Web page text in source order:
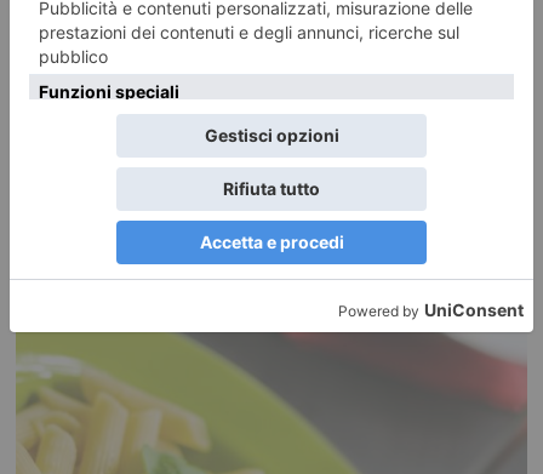
Vacanza… da cosa?
SOCIOGRAFIA LETTERE DAL PRESENTE Ebbi modo, ormai 20 anni fa,
di conoscere il compianto Sergio